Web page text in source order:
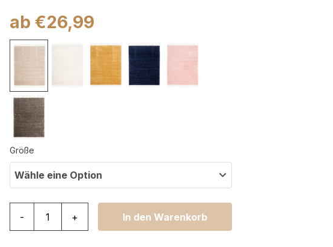
ab €26,99
Größe
Wähle eine Option
- + In den Warenkorb